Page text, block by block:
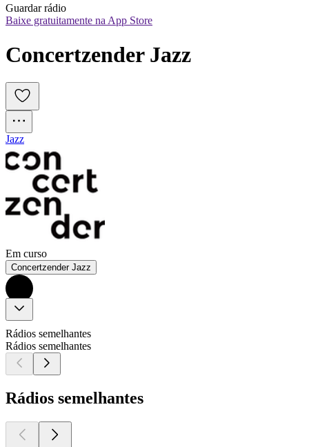
Guardar rádio
Baixe gratuitamente na App Store
Concertzender Jazz
Jazz
Em curso
Concertzender Jazz
Rádios semelhantes
Rádios semelhantes
Rádios semelhantes